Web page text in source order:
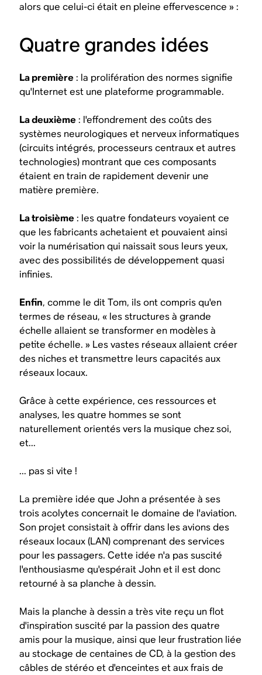
alors que celui-ci était en pleine effervescence » :
Quatre grandes idées
La première : la prolifération des normes signifie
qu'Internet est une plateforme programmable.
La deuxième : l'effondrement des coûts des
systèmes neurologiques et nerveux informatiques
(circuits intégrés, processeurs centraux et autres
technologies) montrant que ces composants
étaient en train de rapidement devenir une
matière première.
La troisième : les quatre fondateurs voyaient ce
que les fabricants achetaient et pouvaient ainsi
voir la numérisation qui naissait sous leurs yeux,
avec des possibilités de développement quasi
infinies.
Enfin, comme le dit Tom, ils ont compris qu'en
termes de réseau, « les structures à grande
échelle allaient se transformer en modèles à
petite échelle. » Les vastes réseaux allaient créer
des niches et transmettre leurs capacités aux
réseaux locaux.
Grâce à cette expérience, ces ressources et
analyses, les quatre hommes se sont
naturellement orientés vers la musique chez soi,
et...
... pas si vite !
La première idée que John a présentée à ses
trois acolytes concernait le domaine de l'aviation.
Son projet consistait à offrir dans les avions des
réseaux locaux (LAN) comprenant des services
pour les passagers. Cette idée n'a pas suscité
l'enthousiasme qu'espérait John et il est donc
retourné à sa planche à dessin.
Mais la planche à dessin a très vite reçu un flot
d'inspiration suscité par la passion des quatre
amis pour la musique, ainsi que leur frustration liée
au stockage de centaines de CD, à la gestion des
câbles de stéréo et d'enceintes et aux frais de